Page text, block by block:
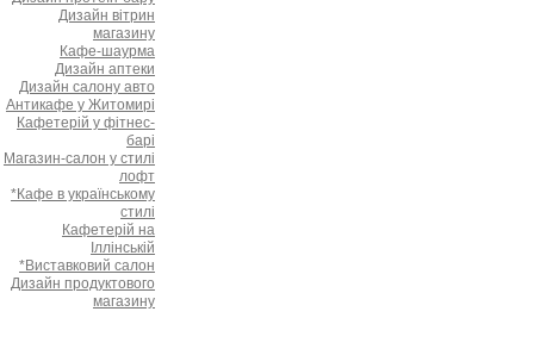
Дизайн вітрин
магазину
Кафе-шаурма
Дизайн аптеки
Дизайн салону авто
Антикафе у Житомирі
Кафетерій у фітнес-
барі
Магазин-салон у стилі
лофт
*Кафе в українському
стилі
Кафетерій на
Іллінській
*Виставковий салон
Дизайн продуктового
магазину